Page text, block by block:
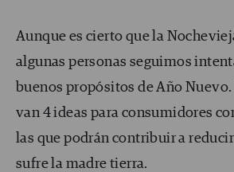
Aunque es cierto que la
algunas personas seguimos
buenos propósitos de Año
van 4 ideas para consumidores
las que podrán contribuir a
sufre la madre tierra.